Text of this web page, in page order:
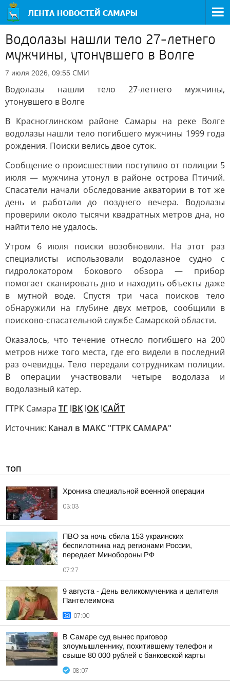
Водолазы нашли тело 27-летнего
мужчины, утонувшего в Волге
7 июля 2026, 09:55 СМИ
Водолазы нашли тело 27-летнего мужчины,
утонувшего в Волге
В Красноглинском районе Самары на реке Волге
водолазы нашли тело погибшего мужчины 1999 года
рождения. Поиски велись двое суток.
Сообщение о происшествии поступило от полиции 5
июля — мужчина утонул в районе острова Птичий.
Спасатели начали обследование акватории в тот же
день и работали до позднего вечера. Водолазы
проверили около тысячи квадратных метров дна, но
найти тело не удалось.
Утром 6 июля поиски возобновили. На этот раз
специалисты использовали водолазное судно с
гидролокатором бокового обзора — прибор
помогает сканировать дно и находить объекты даже
в мутной воде. Спустя три часа поисков тело
обнаружили на глубине двух метров, сообщили в
поисково-спасательной службе Самарской области.
Оказалось, что течение отнесло погибшего на 200
метров ниже того места, где его видели в последний
раз очевидцы. Тело передали сотрудникам полиции.
В операции участвовали четыре водолаза и
водолазный катер.
ГТРК Самара ТГ lВК lОК lСАЙТ
Источник: Канал в МАКС "ГТРК САМАРА"
ТОП
Хроника специальной военной операции
03:03
ПВО за ночь сбила 153 украинских
беспилотника над регионами России,
передает Минобороны РФ
07:27
9 августа - День великомученика и целителя
Пантелеимона
07:00
В Самаре суд вынес приговор
злоумышленнику, похитившему телефон и
свыше 80 000 рублей с банковской карты
08:07